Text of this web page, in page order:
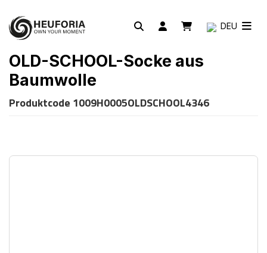
DEU
OLD-SCHOOL-Socke aus
Baumwolle
Produktcode 1009H0005OLDSCHOOL4346